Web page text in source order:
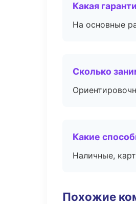
Какая
На основные
Сколько
Какие
Наличные,
Похожие